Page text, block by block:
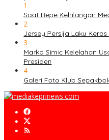
1
Saat Bepe Kehilangan
2
Jersey Persija Laku
3
Marko Simic Kelelahan
Presiden
4
Galeri Foto Klub